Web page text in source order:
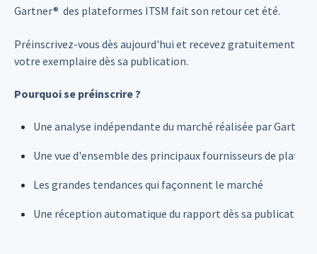
Gartner® des plateformes ITSM fait son retour cet été.
Préinscrivez-vous dès aujourd'hui et recevez gratuitement
votre exemplaire dès sa publication.
Pourquoi se préinscrire ?
Une analyse indépendante du marché réalisée par
Une vue d'ensemble des principaux fournisseurs de
Les grandes tendances qui façonnent le marché
Une réception automatique du rapport dès sa publication